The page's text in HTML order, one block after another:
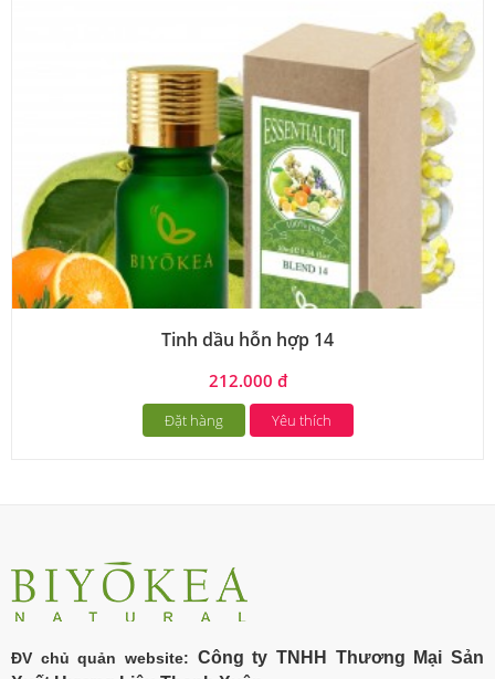
Tinh dầu hỗn hợp 14
212.000 đ
Đặt hàng Yêu thích
ĐV chủ quản website: Công ty TNHH Thương Mại Sản